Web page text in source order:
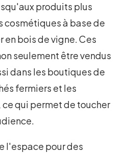
produits plus
cosmétiques à base de
en bois de vigne. Ces
seulement être vendus
dans les boutiques de
fermiers et les
qui permet de toucher
l'espace pour des